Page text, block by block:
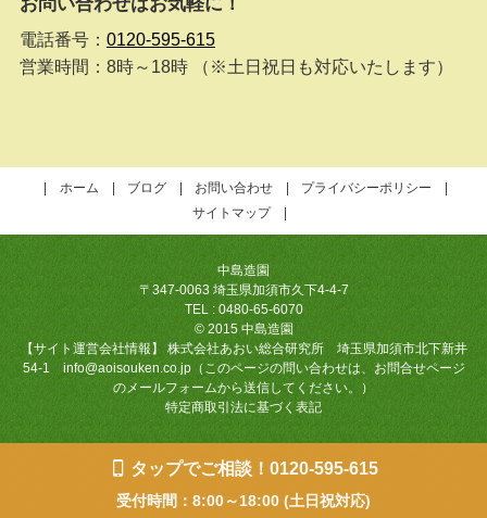
電話番号： 0120-595-615
営業時間：8時～18時 （※土日祝日も対応いたします）
ホーム ブログ お問い合わせ
プライバシーポリシー
サイトマップ
中島造園
〒347-0063 埼玉県加須市久下4-4-7
TEL : 0480-65-6070
© 2015 中島造園
【サイト運営会社情報】 株式会社あおい総合研究所 埼玉県加須市北下新井
54-1 info@aoisouken.co.jp（このページの問い合わせは、お問合せページ
のメールフォームから送信してください。）
特定商取引法に基づく表記
タップでご相談！0120-595-615
受付時間：8:00～18:00 (土日祝対応)